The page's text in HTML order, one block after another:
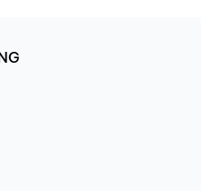
via DHL Express. Please